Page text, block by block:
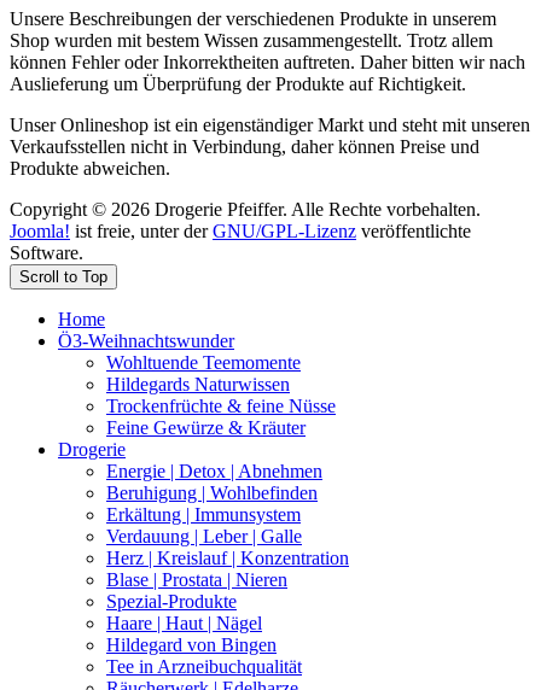
Unsere Beschreibungen der verschiedenen Produkte in unserem
Shop wurden mit bestem Wissen zusammengestellt. Trotz allem
können Fehler oder Inkorrektheiten auftreten. Daher bitten wir nach
Auslieferung um Überprüfung der Produkte auf Richtigkeit.
Unser Onlineshop ist ein eigenständiger Markt und steht mit unseren
Verkaufsstellen nicht in Verbindung, daher können Preise und
Produkte abweichen.
Copyright © 2026 Drogerie Pfeiffer. Alle Rechte vorbehalten.
Joomla! ist freie, unter derGNU/GPL-Lizenz veröffentlichte
Software.
Scroll to Top
Home
Ö3-Weihnachtswunder
Wohltuende Teemomente
Hildegards Naturwissen
Trockenfrüchte & feine Nüsse
Feine Gewürze & Kräuter
Drogerie
Energie | Detox | Abnehmen
Beruhigung | Wohlbefinden
Erkältung | Immunsystem
Verdauung | Leber | Galle
Herz | Kreislauf | Konzentration
Blase | Prostata | Nieren
Spezial-Produkte
Haare | Haut | Nägel
Hildegard von Bingen
Tee in Arzneibuchqualität